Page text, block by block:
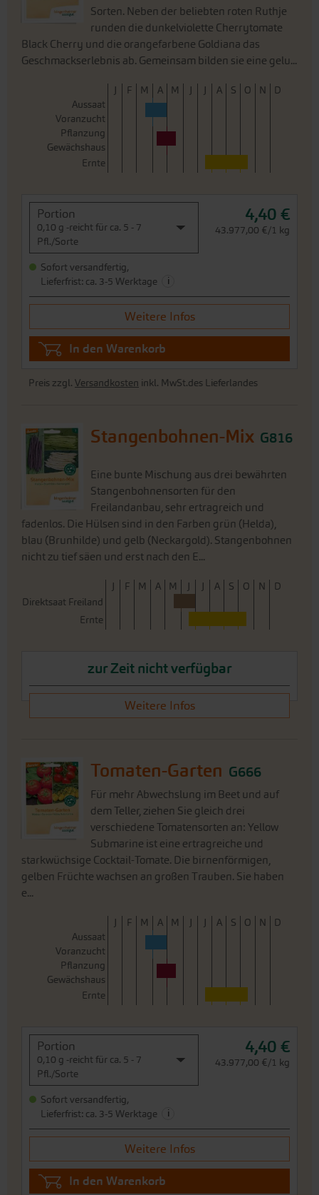
Sorten. Neben der beliebten roten Ruthje
runden die dunkelviolette Cherrytomate
Black Cherry und die orangefarbene Goldiana das
Geschmackserlebnis ab. Gemeinsam bilden sie eine gelu...
J F M A M J J A S O N
D
Aussaat
Voranzucht
Pflanzung
Gewächshaus
Ernte
Portion
0,10 g -reicht für ca. 5 - 7
Pfl./Sorte
4,40 €
43.977,00 €/1 kg
Sofort versandfertig,
Lieferfrist: ca. 3-5 Werktage
i
Weitere Infos
In den Warenkorb
Preis zzgl. Versandkosten inkl. MwSt.des Lieferlandes
Stangenbohnen-Mix G816
Eine bunte Mischung aus drei bewährten
Stangenbohnensorten für den
Freilandanbau, sehr ertragreich und
fadenlos. Die Hülsen sind in den Farben grün (Helda),
blau (Brunhilde) und gelb (Neckargold). Stangenbohnen
nicht zu tief säen und erst nach den E...
J F M A M J J A S O N
D
Direktsaat Freiland
Ernte
zur Zeit nicht verfügbar
Weitere Infos
Tomaten-Garten G666
Für mehr Abwechslung im Beet und auf
dem Teller, ziehen Sie gleich drei
verschiedene Tomatensorten an: Yellow
Submarine ist eine ertragreiche und
starkwüchsige Cocktail-Tomate. Die birnenförmigen,
gelben Früchte wachsen an großen Trauben. Sie haben
e...
J F M A M J J A S O N
D
Aussaat
Voranzucht
Pflanzung
Gewächshaus
Ernte
Portion
0,10 g -reicht für ca. 5 - 7
Pfl./Sorte
4,40 €
43.977,00 €/1 kg
Sofort versandfertig,
Lieferfrist: ca. 3-5 Werktage
i
Weitere Infos
In den Warenkorb